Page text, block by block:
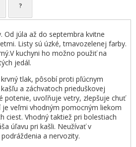
?
Od júla až do septembra kvitne
Listy sú úzké, tmavozelenej farby.
kuchyni ho možno použiť na
jedál.
tlak, pôsobí proti pľúcnym
a záchvatoch prieduškovej
potenie, uvoľňuje vetry, zlepšuje chuť
je veľmi vhodným pomocným liekom
ciest. Vhodný taktiež pri bolestiach
úľavu pri kašli. Neužívať v
a nervozity.